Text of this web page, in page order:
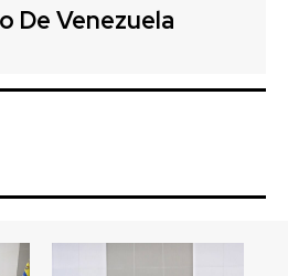
De Venezuela